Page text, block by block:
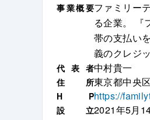
事業概要ファミリー
る企業。 『
帯の支払い
義のクレジ
代 表 者中村貴一
住 所東京都中央
H Phttps://
設 立2021年5月